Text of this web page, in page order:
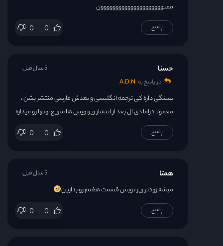
ممنووووووووووووووووووووون
0 0 پاسخ
حسنا
در پاسخ به A.D.N
بستگی داره کی ترجمه انگلیسی و بعدش فارسی منتشر بشن ،
معمولا دراما دی ال بعد از انتشار زیرنویس ها سریع اونها رو میذاره
0 0
5 سال قبل
پاسخ
همتا
میشه زودتر زیر نویس قسمت هفتم رو بذارین
0 0
5 سال قبل
پاسخ